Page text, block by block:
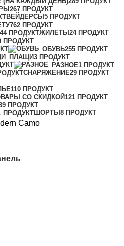
267 ПРОДУКТ
ВЕЙДЕРСЫ 5 ПРОДУКТ
762 ПРОДУКТ
44 ПРОДУКТЖИЛЕТЫ 24 ПРОДУКТ
ПРОДУКТ
ОБУВЬ255 ПРОДУКТ
ПЛАЩИ3 ПРОДУКТ
РАЗНОЕ1 ПРОДУКТ
СНАРЯЖЕНИЕ29 ПРОДУКТ
110 ПРОДУКТ
СО СКИДКОЙ121 ПРОДУКТ
ПРОДУКТ
ПРОДУКТШОРТЫ 8 ПРОДУКТ
Cаmo